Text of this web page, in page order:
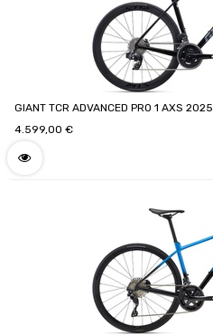
GIANT TCR ADVANCED PRO 1 AXS 2025
4.599,00 €